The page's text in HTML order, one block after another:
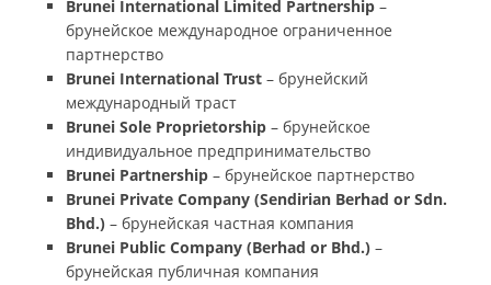
Brunei International Limited Partnership –
брунейское международное ограниченное
партнерство
Brunei International Trust – брунейский
международный траст
Brunei Sole Proprietorship – брунейское
индивидуальное предпринимательство
Brunei Partnership – брунейское партнерство
Brunei Private Company (Sendirian Berhad or Sdn.
Bhd.) – брунейская частная компания
Brunei Public Company (Berhad or Bhd.) –
брунейская публичная компания